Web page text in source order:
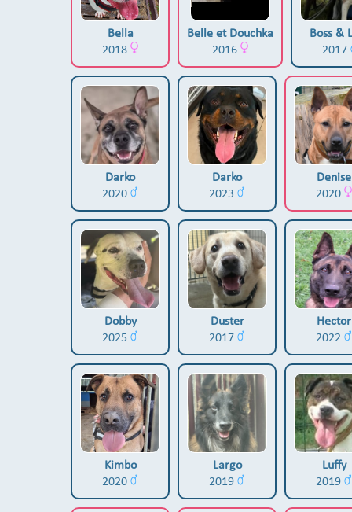
Bella
2018
Belle et Douchka
2016
Boss &
2017
Darko
2020
Darko
2023
Denise
2020
Dobby
2025
Duster
2017
Hector
2022
Kimbo
2020
Largo
2019
Luffy
2019